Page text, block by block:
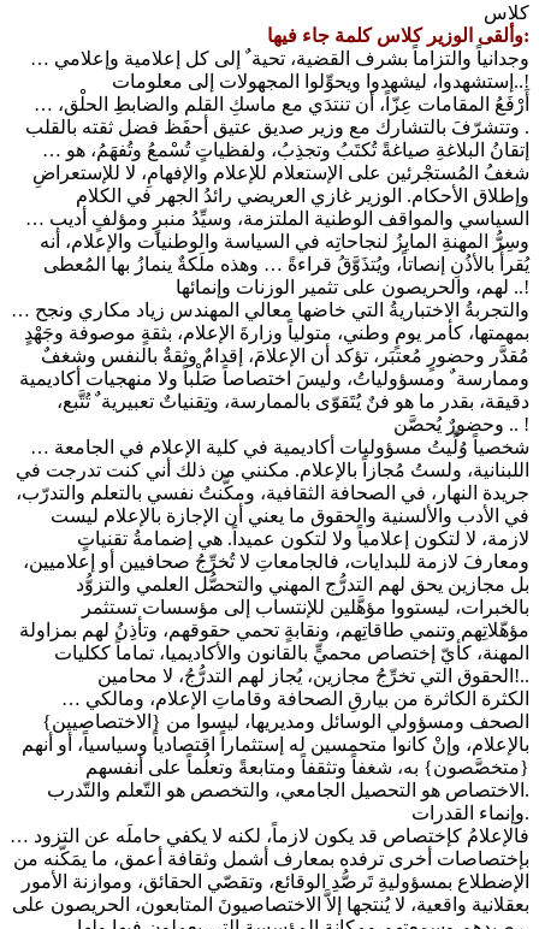
كلاس
وألقى الوزير كلاس كلمة جاء فيها:
… وجدانياً والتزاماً بشرف القضية، تحيةﹲ إلى كل إعلامية وإعلامي
إستشهدوا، ليشهدوا ويحوِّلوا المجهولات إلى معلومات..!
… أَرْفَعُ المقامات عِزّاً، أن تنتدَي مع ماسكِ القلم والضابطِ الحلْق،
وتتشرّفَ بالتشارك مع وزير صديق عتيق أحفَظ فضل ثقته بالقلب .
… إتقانُ البلاغةِ صياغةً تُكتَبُ وتجذِبُ، ولفظياتٍ تُسْمعُ وتُفهَمُ، هو
شغفُ المُستجْرئين على الإستعلام للإعلام والإفهامِ، لا للإستعراضِ
وإطلاق الأحكام. الوزير غازي العريضي رائدُ الجهر في الكلام
السياسي والمواقف الوطنية الملتزمة، وسيِّدُ منبرٍ ومؤلفٍ أديب …
وسِرُّ المهنةِ المايزُ لنجاحاتِه في السياسة والوطنيات والإعلام، أنه
يُقرأُ بالأذُنِ إنصاتاً، ويُتذَوَّقُ قراءةً … وهذه ملَكةٌ ينمازُ بها المُعطى
لهم، والحريصون على تثمير الوزنات وإنمائها ..!
… والتجربةُ الاختباريةُ التي خاضها معالي المهندس زياد مكاري ونجح
بمهمتها، كأمر يومٍ وطني، متولياً وزارةَ الإعلام، بثقةٍ موصوفة وجَهْدٍ
مُقدَّر وحضورٍ مُعتبَر، تؤكد أن الإعلامَ، إقدامٌ وثقةٌ بالنفس وشغفٌ
وممارسةﹲ ومسؤولياتُ، وليسَ اختصاصاً صَلْباً ولا منهجيات أكاديمية
دقيقة، بقدر ما هو فنٌ يُتَقوّى بالممارسة، وتِقنياتٌ تعبيريةﹲ تُتَّبع،
وحضورٌ يُحصَّن .. !
… شخصياً وُلِّيتُ مسؤوليات أكاديمية في كلية الإعلام في الجامعة
اللبنانية، ولستُ مُجازاً بالإعلام. مكنني من ذلك أني كنت تدرجت في
جريدة النهار، في الصحافة الثقافية، ومكَّنتُ نفسي بالتعلم والتدرّب،
في الأدب والألسنية والحقوق ما يعني أن الإجازة بالإعلام ليست
لازمة، لا لتكون إعلامياً ولا لتكون عميداً. هي إضمامةُ تقنياتٍ
ومعارفَ لازمة للبدايات، فالجامعاتِ لا تُخرِّجُ صحافيين أو إعلاميين،
بل مجازين يحق لهم التدرُّج المهني والتحصُّل العلمي والتزوُّد
بالخبرات، ليستووا مؤهَّلين للإنتساب إلى مؤسسات تستثمر
مؤهّلاتِهم وتنمي طاقاتِهم، ونقابةٍ تحمي حقوقهم، وتأذِنُ لهم بمزاولة
المهنة، كأيّ إختصاص محميٍّ بالقانون والأكاديميا، تماماً ككليات
الحقوق التي تخرِّجُ مجازين، يُجاز لهم التدرُّجُ، لا محامين!..
… الكثرة الكاثرة من بيارقِ الصحافة وقاماتِ الإعلام، ومالكي
الصحف ومسؤولي الوسائل ومديريها، ليسوا من {الاختصاصيين}
بالإعلام، وإنْ كانوا متحمسين له إستثماراً اقتصادياً وسياسياً، أو أنهم
{متخصَّصون} به، شغفاً وتثقفاً ومتابعةً وتعلُماً على أنفسهم
.الاختصاص هو التحصيل الجامعي، والتخصص هو التّعلم والتّدرب
وإنماء القدرات.
… فالإعلامُ كإختصاص قد يكون لازماً، لكنه لا يكفي حاملَه عن التزود
بإختصاصات أخرى ترفده بمعارف أشمل وثقافة أعمق، ما يمَكّنه من
الإضطلاع بمسؤوليةِ تَرصُّدِ الوقائع، وتقصّي الحقائق، وموازنة الأمور
بعقلانية واقعية، لا يُنتجها إلاَّ الاختصاصيونَ المتابعون، الحريصون على